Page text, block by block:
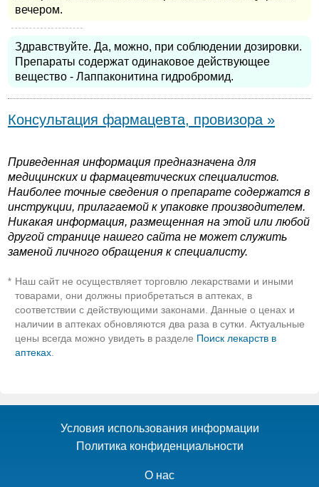
вечером.
Здравствуйте. Да, можно, при соблюдении дозировки.
Препараты содержат одинаковое действующее
вещество - Лаппаконитина гидробромид.
Консультация фармацевта, провизора »
Приведенная информация предназначена для
медицинских и фармацевтических специалистов.
Наиболее точные сведения о препарате содержатся в
инструкции, прилагаемой к упаковке производителем.
Никакая информация, размещенная на этой или любой
другой странице нашего сайта не может служить
заменой личного обращения к специалисту.
* Наш сайт не осуществляет торговлю лекарствами и иными
товарами, они должны приобретаться в аптеках, в
соответствии с действующими законами. Данные о ценах и
наличии в аптеках обновляются два раза в сутки. Актуальные
цены всегда можно увидеть в разделе Поиск лекарств в
аптеках.
Условия использования информации
Политика конфиденциальности
О нас